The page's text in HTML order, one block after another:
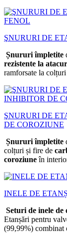
ŞNURURI DE
Șnururi împletite
rezistente la
ramforsate la
ŞNURURI DE
DE COROZIUNE
Șnururi împletite
colțuri și fire de
coroziuneîn
INELE DE
Seturi de inele de
Etanșări pentru
(99,99%) combinat